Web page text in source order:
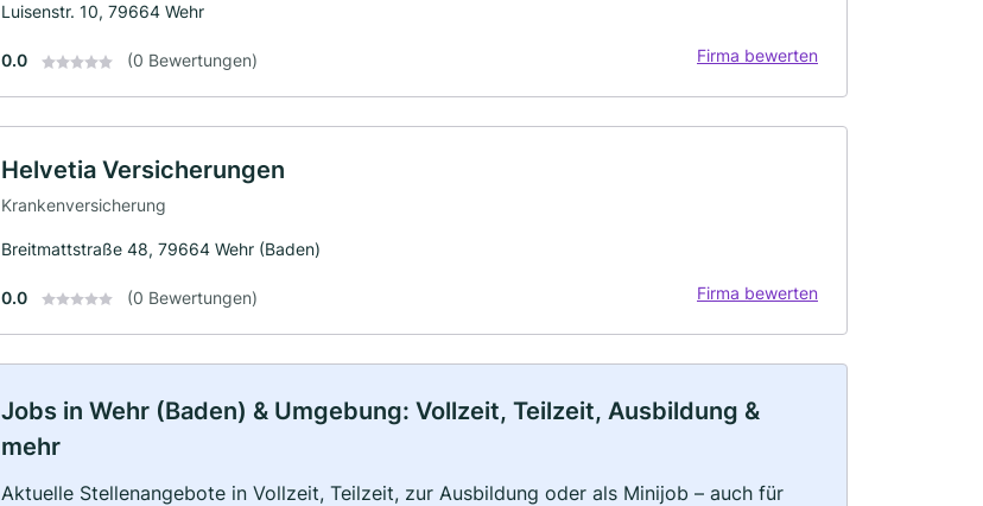
Luisenstr. 10, 79664 Wehr
0.0 (0 Bewertungen) Firma bewerten
Helvetia Versicherungen
Krankenversicherung
Breitmattstraße 48, 79664 Wehr (Baden)
0.0 (0 Bewertungen) Firma bewerten
Jobs in Wehr (Baden) & Umgebung: Vollzeit, Teilzeit, Ausbildung &
mehr
Aktuelle Stellenangebote in Vollzeit, Teilzeit, zur Ausbildung oder als Minijob – auch für